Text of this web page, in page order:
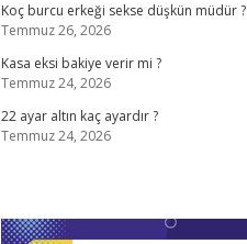
Koç burcu erkeği sekse düşkün müdür ?
Temmuz 26, 2026
Kasa eksi bakiye verir mi ?
Temmuz 24, 2026
22 ayar altın kaç ayardır ?
Temmuz 24, 2026